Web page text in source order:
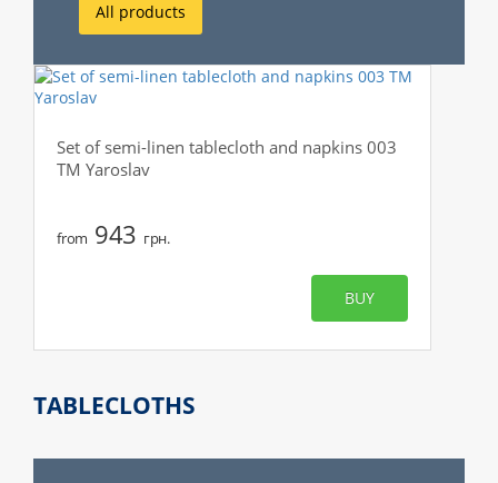
All products
Set of semi-linen tablecloth and napkins 003
TM Yaroslav
from 943 грн.
BUY
TABLECLOTHS